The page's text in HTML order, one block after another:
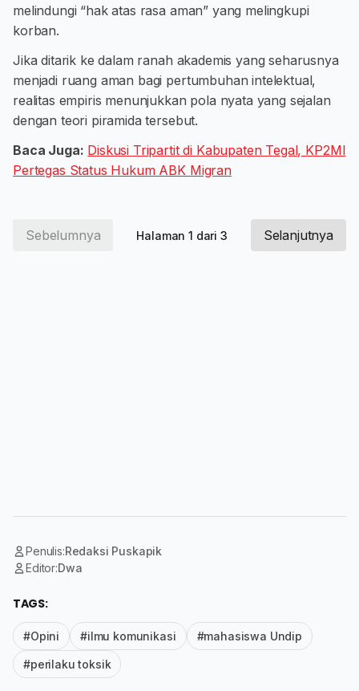
melindungi “hak atas rasa aman” yang melingkupi
korban.
Jika ditarik ke dalam ranah akademis yang seharusnya
menjadi ruang aman bagi pertumbuhan intelektual,
realitas empiris menunjukkan pola nyata yang sejalan
dengan teori piramida tersebut.
Baca Juga: Diskusi Tripartit di Kabupaten Tegal, KP2MI
Pertegas Status Hukum ABK Migran
Sebelumnya Halaman 1 dari 3 Selanjutnya
Penulis:Redaksi Puskapik
Editor:Dwa
TAGS:
#Opini #ilmu komunikasi #mahasiswa Undip
#perilaku toksik